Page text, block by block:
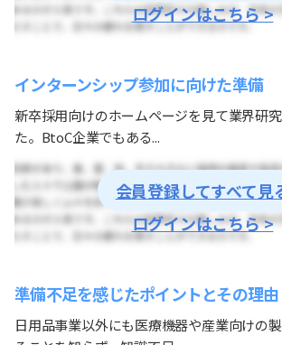
ログインはこちら >
インターンシップ参加に向けた準備
新卒採用向けのホームページを見て業界研
た。BtoC企業でもある...
会員登録してすべて見
ログインはこちら >
準備不足を感じたポイントとその理由
日用品事業以外にも医療機器や産業向けの